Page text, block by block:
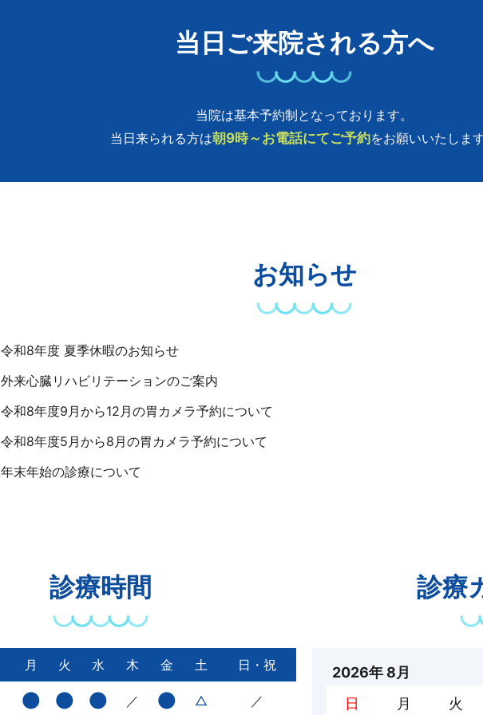
当日ご来院される方へ
当院は基本予約制となっております。
当日来られる方は朝9時～お電話にてご予約をお願いいたしま
お知らせ
令和8年度 夏季休暇のお知らせ
外来心臓リハビリテーションのご案内
令和8年度9月から12月の胃カメラ予約について
令和8年度5月から8月の胃カメラ予約について
年末年始の診療について
令和7年9－12月分の胃がん検診（胃カメラ）予約について
令和7年度5月から8月の胃カメラ予約について
診療時間
月 火 水 木 金 土 日・祝
● ● ● ／ ● △ ／
診療
2026年 8月
日
月 火